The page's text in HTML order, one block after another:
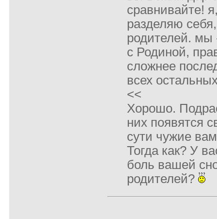
сравнивайте!
разделяю
родителей. мы
с Родиной,
сложнее
всех
<<
Хорошо.
них появятся
сути чужие
Тогда как? У
боль вашей
родителей?